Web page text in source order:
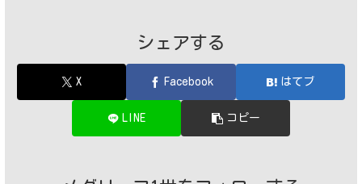
シェアする
X Facebook はてブ
LINE コピー